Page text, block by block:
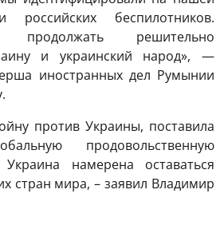
российских беспилотников.
решительно
и украинский народ», —
иностранных дел Румынии
против Украины, поставила
продовольственную
намерена оставаться
стран мира, – заявил Владимир